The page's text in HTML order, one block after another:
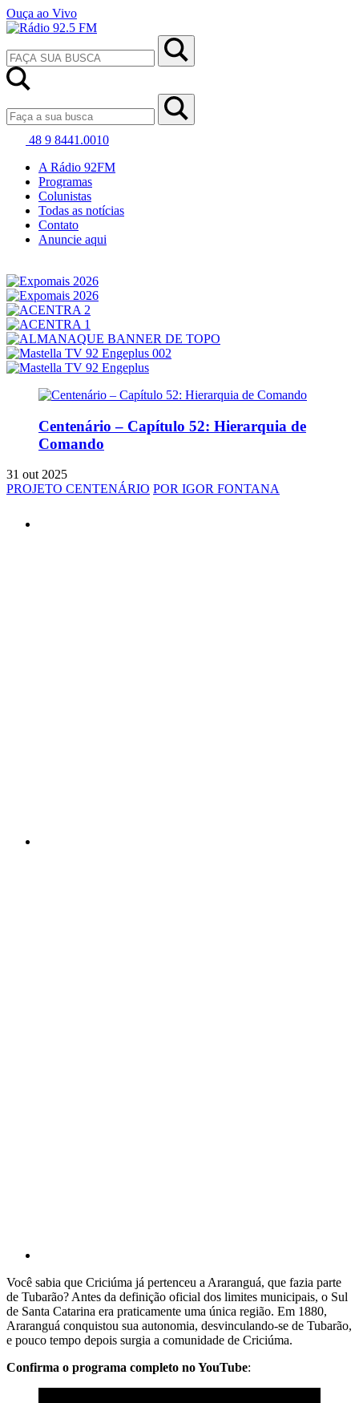
Ouça ao Vivo
48 9 8441.0010
A Rádio 92FM
Programas
Colunistas
Todas as notícias
Contato
Anuncie aqui
Centenário – Capítulo 52: Hierarquia de
Comando
31 out 2025
PROJETO CENTENÁRIO POR IGOR FONTANA
Você sabia que Criciúma já pertenceu a Araranguá, que fazia parte
de Tubarão? Antes da definição oficial dos limites municipais, o Sul
de Santa Catarina era praticamente uma única região. Em 1880,
Araranguá conquistou sua autonomia, desvinculando-se de Tubarão,
e pouco tempo depois surgia a comunidade de Criciúma.
Confirma o programa completo no YouTube: